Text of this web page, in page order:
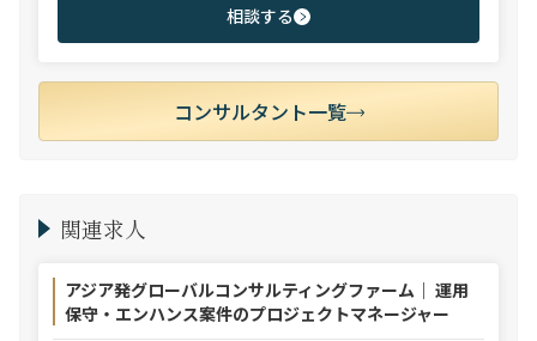
相談する
コンサルタント一覧
関連求人
アジア発グローバルコンサルティングファーム｜ 運用
保守・エンハンス案件のプロジェクトマネージャー